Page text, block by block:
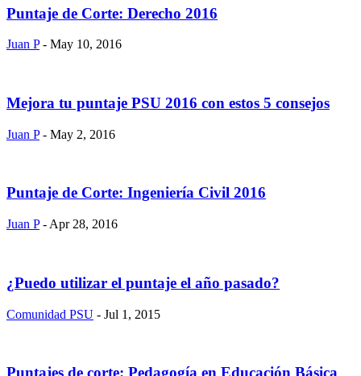
Puntaje de Corte: Derecho 2016
Juan P - May 10, 2016
Mejora tu puntaje PSU 2016 con estos 5 consejos
Juan P - May 2, 2016
Puntaje de Corte: Ingeniería Civil 2016
Juan P - Apr 28, 2016
¿Puedo utilizar el puntaje el año pasado?
Comunidad PSU - Jul 1, 2015